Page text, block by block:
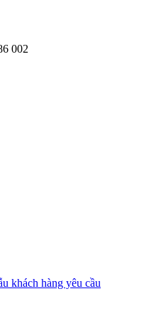
002
khách hàng yêu cầu